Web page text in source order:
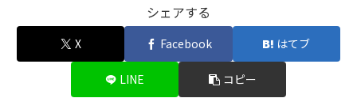
シェアする
X Facebook はてブ
LINE コピー